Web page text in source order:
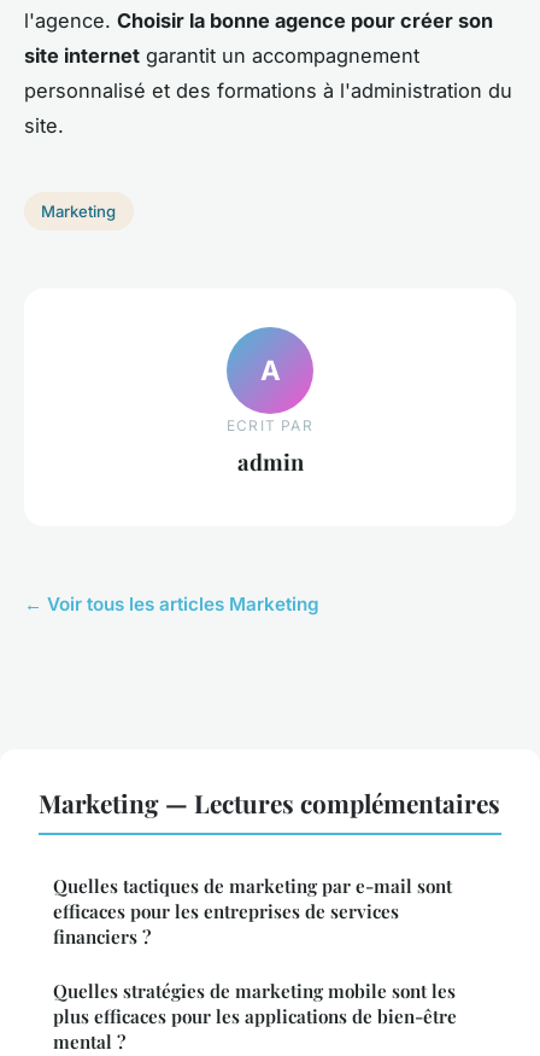
l'agence. Choisir la bonne agence pour créer son
site internet garantit un accompagnement
personnalisé et des formations à l'administration du
site.
Marketing
A
ECRIT PAR
admin
← Voir tous les articles Marketing
Marketing — Lectures complémentaires
Quelles tactiques de marketing par e-mail sont
efficaces pour les entreprises de services
financiers ?
Quelles stratégies de marketing mobile sont les
plus efficaces pour les applications de bien-être
mental ?